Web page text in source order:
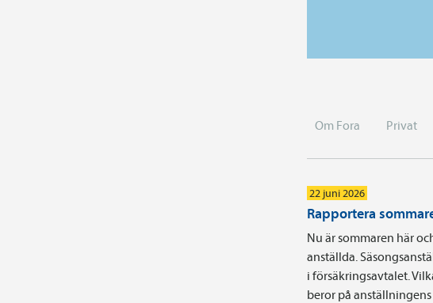
Om Fora Privat
22 juni 2026
Rapportera
Nu är sommaren här
anställda.
i försäkringsavtalet.
beror på